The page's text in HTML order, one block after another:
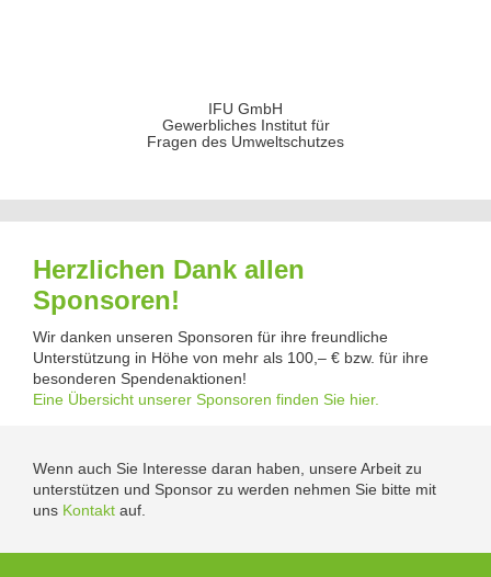
IFU GmbH
Gewerbliches Institut für
Fragen des Umweltschutzes
Herzlichen Dank allen
Sponsoren!
Wir danken unseren Sponsoren für ihre freundliche
Unterstützung in Höhe von mehr als 100,– € bzw. für ihre
besonderen Spendenaktionen!
Eine Übersicht unserer Sponsoren finden Sie hier.
Wenn auch Sie Interesse daran haben, unsere Arbeit zu
unterstützen und Sponsor zu werden nehmen Sie bitte mit
uns Kontakt auf.